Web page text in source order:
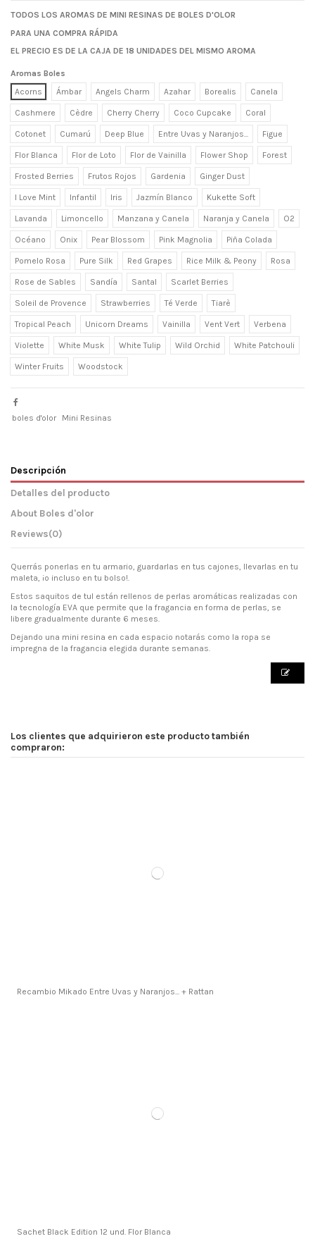
TODOS LOS AROMAS DE MINI RESINAS DE BOLES D'OLOR
PARA UNA COMPRA RÁPIDA
EL PRECIO ES DE LA CAJA DE 18 UNIDADES DEL MISMO AROMA
Aromas Boles
Acorns
Ámbar Angels Charm Azahar Borealis Canela
Cashmere Cèdre Cherry Cherry Coco Cupcake Coral
Cotonet Cumarú Deep Blue Entre Uvas y Naranjos... Figue
Flor Blanca Flor de Loto Flor de Vainilla Flower Shop Forest
Frosted Berries Frutos Rojos Gardenia Ginger Dust
I Love Mint Infantil Iris Jazmín Blanco Kukette Soft
Lavanda Limoncello Manzana y Canela Naranja y Canela O2
Océano Onix Pear Blossom Pink Magnolia Piña Colada
Pomelo Rosa Pure Silk Red Grapes Rice Milk & Peony Rosa
Rose de Sables Sandía Santal Scarlet Berries
Soleil de Provence Strawberries Té Verde Tiarè
Tropical Peach Unicorn Dreams Vainilla Vent Vert Verbena
Violette White Musk White Tulip Wild Orchid White Patchouli
Winter Fruits Woodstock
boles d'olor Mini Resinas
Descripción
Detalles del producto
About Boles d'olor
Reviews(0)
Querrás ponerlas en tu armario, guardarlas en tus cajones, llevarlas en tu
maleta, ¡o incluso en tu bolso!.
Estos saquitos de tul están rellenos de perlas aromáticas realizadas con
la tecnología EVA que permite que la fragancia en forma de perlas, se
libere gradualmente durante 6 meses.
Dejando una mini resina en cada espacio notarás como la ropa se
impregna de la fragancia elegida durante semanas.
Los clientes que adquirieron este producto también
compraron:
Recambio Mikado Entre Uvas y Naranjos... + Rattan
Sachet Black Edition 12 und. Flor Blanca